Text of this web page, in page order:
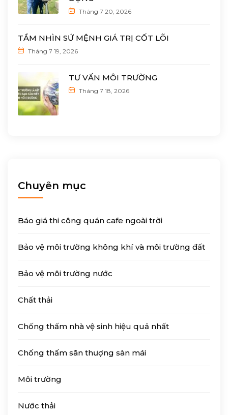
Tháng 7 20, 2026
TẦM NHÌN SỨ MỆNH GIÁ TRỊ CỐT LÕI
Tháng 7 19, 2026
TƯ VẤN MÔI TRƯỜNG
Tháng 7 18, 2026
Chuyên mục
Báo giá thi công quán cafe ngoài trời
Bảo vệ môi trường không khí và môi trường đất
Bảo vệ môi trường nước
Chất thải
Chống thấm nhà vệ sinh hiệu quả nhất
Chống thấm sân thượng sàn mái
Môi trường
Nước thải